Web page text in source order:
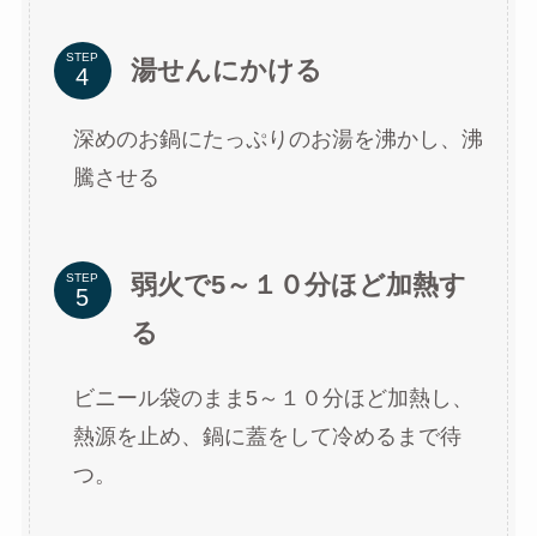
STEP 湯せんにかける
深めのお鍋にたっぷりのお湯を沸かし、沸
騰させる
STEP
弱火で5～１０分ほど加熱す
る
ビニール袋のまま5～１０分ほど加熱し、
熱源を止め、鍋に蓋をして冷めるまで待
つ。